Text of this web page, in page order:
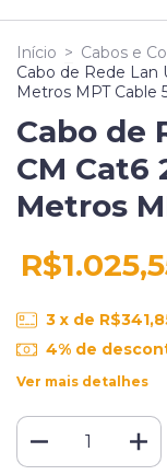
Início > Cabos e
Cabo de Rede Lan
Metros MPT Cable
Cabo de
CM Cat6
Metros
3 x de
4% de
Ver mais detalhes